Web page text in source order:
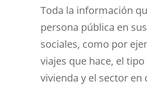
Toda la información
persona pública en
sociales, como por
viajes que hace, el tipo
vivienda y el sector en